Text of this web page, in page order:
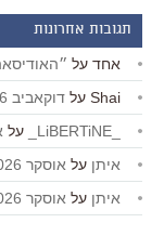
תגובות אחרונות
אחד על
Shai על דוקאביב 2026: שש או שבע המלצות
על
איתן על אוסקר 2026: כל הזוכים
איתן על אוסקר 2026: כל הזוכים